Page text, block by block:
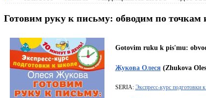
Готовим руку к письму: обводим по
Gotovim ruku k pis'mu:
Жукова Олеся (Zhukova
SERIA: Экспресс-курс подготовки